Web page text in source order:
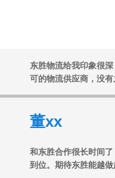
可的物流供应商，没
到位。期待东胜能越